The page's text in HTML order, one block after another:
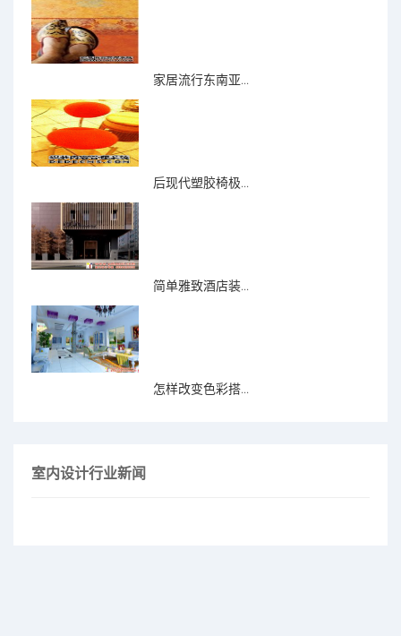
家居流行东南亚...
后现代塑胶椅极...
简单雅致酒店装...
怎样改变色彩搭...
室内设计行业新闻